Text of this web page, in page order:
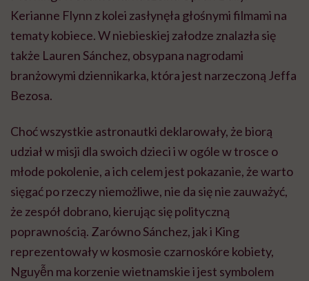
Kerianne Flynn z kolei zasłynęła głośnymi filmami na
tematy kobiece. W niebieskiej załodze znalazła się
także Lauren Sánchez, obsypana nagrodami
branżowymi dziennikarka, która jest narzeczoną Jeffa
Bezosa.
Choć wszystkie astronautki deklarowały, że biorą
udział w misji dla swoich dzieci i w ogóle w trosce o
młode pokolenie, a ich celem jest pokazanie, że warto
sięgać po rzeczy niemożliwe, nie da się nie zauważyć,
że zespół dobrano, kierując się polityczną
poprawnością. Zarówno Sánchez, jak i King
reprezentowały w kosmosie czarnoskóre kobiety,
Nguyễn ma korzenie wietnamskie i jest symbolem